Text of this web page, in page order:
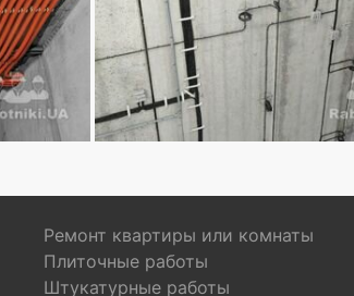
Ремонт квартиры или комнаты
Плиточные работы
Штукатурные работы